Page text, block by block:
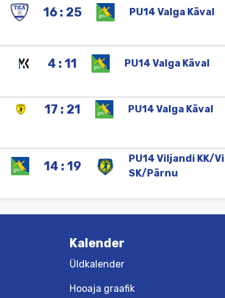
16 : 25 PU14 Valga Käval
4 : 11 PU14 Valga Käval
17 : 21 PU14 Valga Käval
14 : 19
PU14 Viljandi KK/
SK/Pärnu
Kalender
Üldkalender
Hooaja graafik